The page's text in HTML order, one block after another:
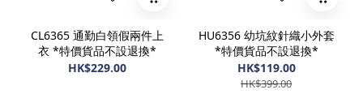
CL6365 通勤白領假兩件上
衣 *特價貨品不設退換*
HK$229.00
HU6356 幼坑紋針織小外套
*特價貨品不設退換*
HK$119.00
HK$399.00